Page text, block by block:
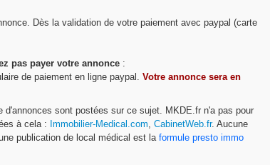
Dès la validation de votre paiement avec paypal (carte
pas payer votre annonce :
de paiement en ligne paypal. Votre annonce sera en
d'annonces sont postées sur ce sujet. MKDE.fr n'a pas pour
à cela : Immobilier-Medical.com, CabinetWeb.fr. Aucune
publication de local médical est la formule presto immo